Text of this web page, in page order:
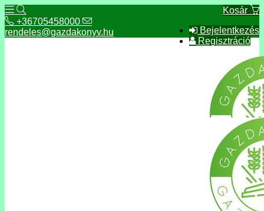
Kosár
Bejelentkezés
Regisztráció
+36705458000
rendeles@gazdakonyv.hu